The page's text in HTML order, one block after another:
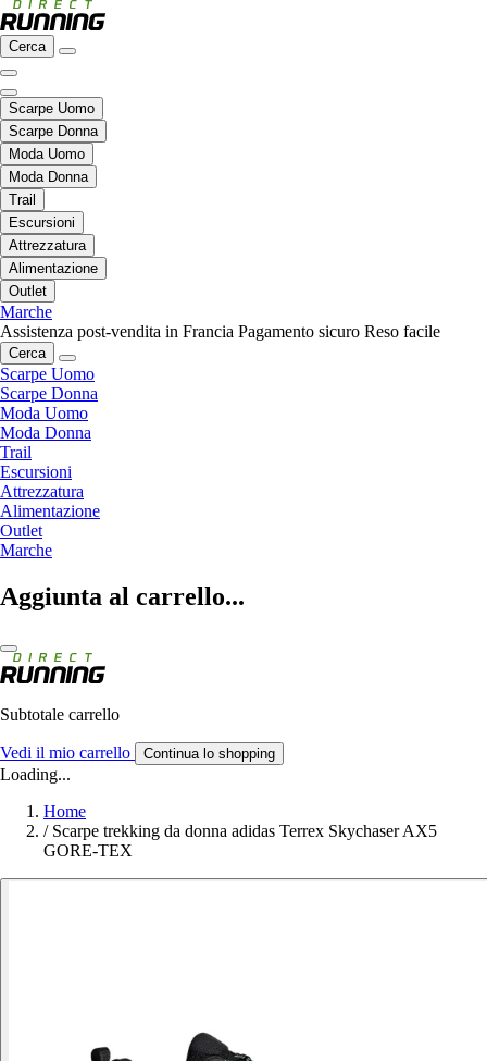
Cerca
Scarpe Uomo
Scarpe Donna
Moda Uomo
Moda Donna
Trail
Escursioni
Attrezzatura
Alimentazione
Outlet
Marche
Assistenza post-vendita in Francia Pagamento sicuro Reso facile
Cerca
Scarpe Uomo
Scarpe Donna
Moda Uomo
Moda Donna
Trail
Escursioni
Attrezzatura
Alimentazione
Outlet
Marche
Aggiunta al carrello...
Subtotale carrello
Vedi il mio carrello Continua lo shopping
Loading...
Home
/ Scarpe trekking da donna adidas Terrex Skychaser AX5
GORE-TEX